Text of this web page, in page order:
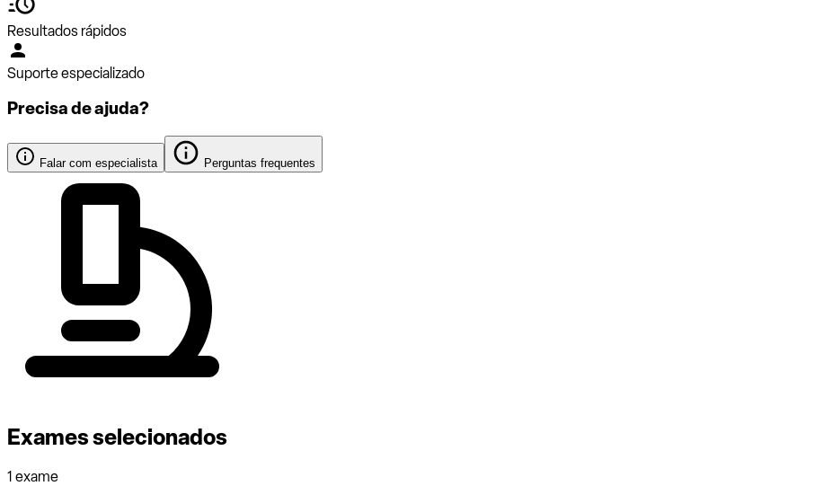
Resultados rápidos
Suporte especializado
Precisa de ajuda?
Falar com especialista Perguntas frequentes
Exames selecionados
1 exame